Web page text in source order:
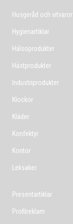
Husgeråd och vitvaror
Hygienartiklar
Hälsoprodukter
Hästprodukter
Industriprodukter
Klockor
Kläder
Konfektyr
Kontor
Leksaker
Presentartiklar
Profilreklam